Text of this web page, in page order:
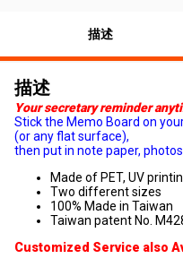
描述
描述
Your secretary reminder
Stick the Memo Board on
(or any flat surface),
then put in note paper,
Made of PET, UV
Two different sizes
100% Made in Taiwan
Taiwan patent No.
Customized Service also